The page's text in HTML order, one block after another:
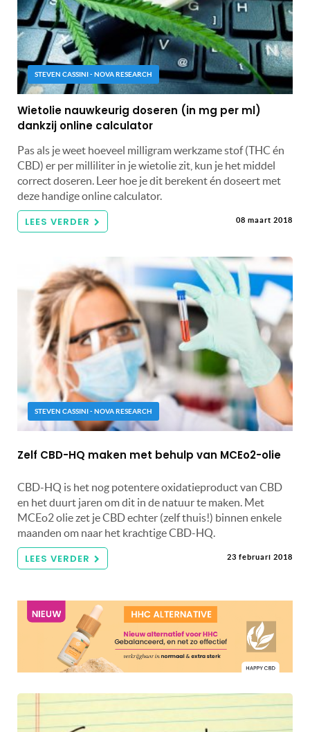
STEVEN CASSINI - NOVA RESEARCH
Wietolie nauwkeurig doseren (in mg per ml)
dankzij online calculator
Pas als je weet hoeveel milligram werkzame stof (THC én
CBD) er per milliliter in je wietolie zit, kun je het middel
correct doseren. Leer hoe je dit berekent én doseert met
deze handige online calculator.
LEES VERDER 08 maart 2018
STEVEN CASSINI - NOVA RESEARCH
Zelf CBD-HQ maken met behulp van MCEo2-olie
CBD-HQ is het nog potentere oxidatieproduct van CBD
en het duurt jaren om dit in de natuur te maken. Met
MCEo2 olie zet je CBD echter (zelf thuis!) binnen enkele
maanden om naar het krachtige CBD-HQ.
LEES VERDER 23 februari 2018